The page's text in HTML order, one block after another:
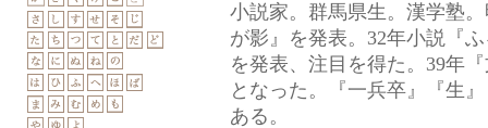
小説家。群馬県生。漢学塾
が影』を発表。32年小説『
を発表、注目を得た。39年
となった。『一兵卒』『生
ある。